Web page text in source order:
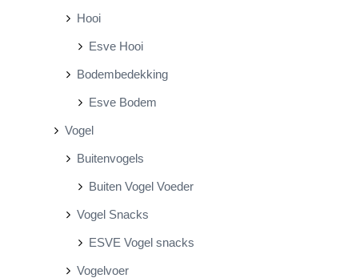
Hooi
Esve Hooi
Bodembedekking
Esve Bodem
Vogel
Buitenvogels
Buiten Vogel Voeder
Vogel Snacks
ESVE Vogel snacks
Vogelvoer